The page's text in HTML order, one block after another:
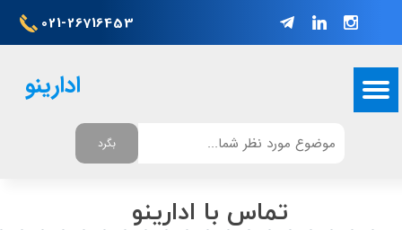
021-26716453
ادارینو
بگرد
تماس با ادارینو